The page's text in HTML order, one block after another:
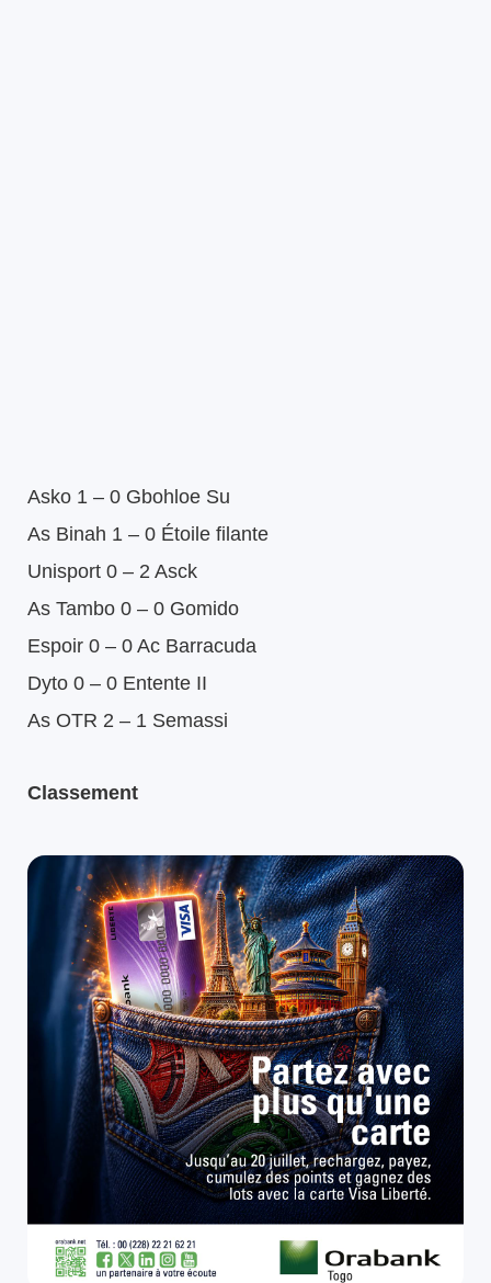
Asko 1 – 0 Gbohloe Su
As Binah 1 – 0 Étoile filante
Unisport 0 – 2 Asck
As Tambo 0 – 0 Gomido
Espoir 0 – 0 Ac Barracuda
Dyto 0 – 0 Entente II
As OTR 2 – 1 Semassi
Classement